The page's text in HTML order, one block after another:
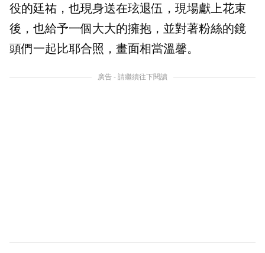
役的廷祐，也現身送在玹退伍，現場獻上花束
後，也給予一個大大的擁抱，並對著粉絲的鏡
頭們一起比耶合照，畫面相當溫馨。
廣告 - 請繼續往下閱讀